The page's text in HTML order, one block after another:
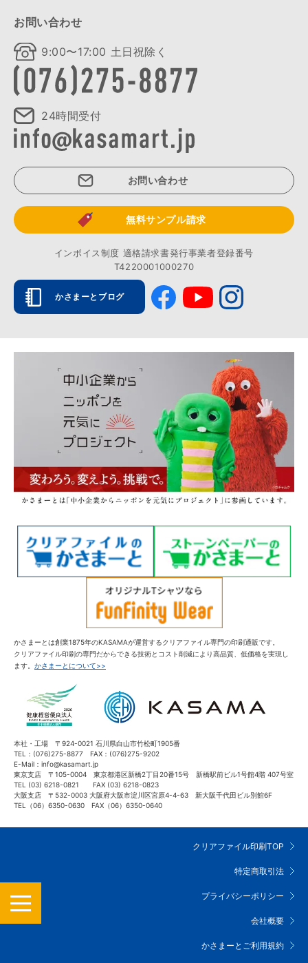
お問い合わせ
9:00〜17:00 土日祝除く
24時間受付
お問い合わせ
無料サンプル請求
インボイス制度 適格請求書発行事業者登録番号
T4220001000270
かさまーとブログ
かさまーとは創業1875年のKASAMAが運営するクリアファイル専門の印刷通販です。
クリアファイル印刷の専門だからできる技術とコスト削減により高品質、低価格を実現し
ます。 かさまーとについて>>
本社・工場 〒924-0021 石川県白山市竹松町1905番
TEL：(076)275-8877 FAX：(076)275-9202
E-Mail：info@kasamart.jp
東京支店 〒105-0004 東京都港区新橋2丁目20番15号 新橋駅前ビル1号館4階 407号室
TEL (03) 6218-0821 FAX (03) 6218-0823
大阪支店 〒532-0003 大阪府大阪市淀川区宮原4-4-63 新大阪千代田ビル別館6F
TEL（06）6350-0630 FAX（06）6350-0640
クリアファイル印刷TOP
特定商取引法
プライバシーポリシー
会社概要
かさまーとご利用規約